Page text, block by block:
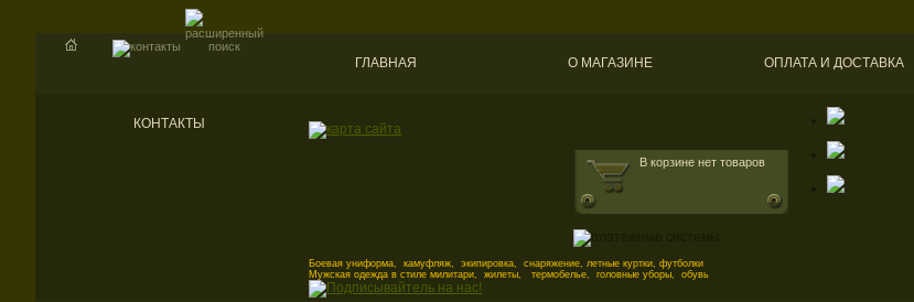
ГЛАВНАЯ О МАГАЗИНЕ ОПЛАТА И ДОСТАВКА
КОНТАКТЫ
В корзине нет товаров
Боевая униформа, камуфляж, экипировка, снаряжение, летные куртки, футболки
Мужская одежда в стиле милитари, жилеты, термобелье, головные уборы, обувь